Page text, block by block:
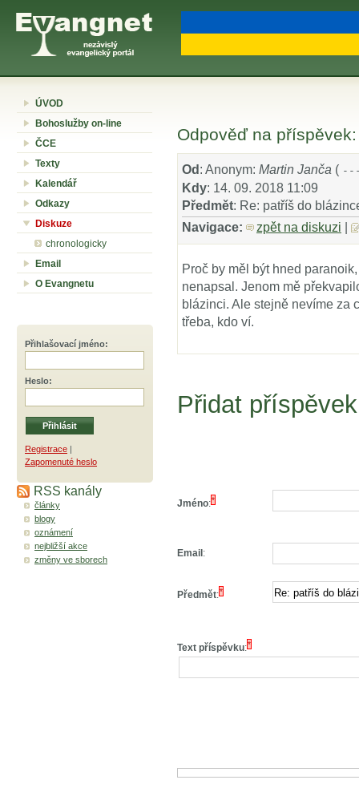
ÚVOD
Bohoslužby on-line
ČCE
Texty
Kalendář
Odkazy
Diskuze
chronologicky
Email
O Evangnetu
Přihlašovací jméno:
Heslo:
Registrace |
Zapomenuté heslo
RSS kanály
články
blogy
oznámení
nejbližší akce
změny ve sborech
Odpověď na
Od : Anonym: Martin Janča (
Kdy: 14. 09. 2018 11:09
Předmět: Re: patříš do
Navigace:
zpět na diskuzi
Proč by měl být hned
nenapsal. Jenom mě
blázinci. Ale stejně nevíme za
třeba, kdo ví.
Přidat
Jméno:*
Email :
Předmět:*
Text příspěvku:*